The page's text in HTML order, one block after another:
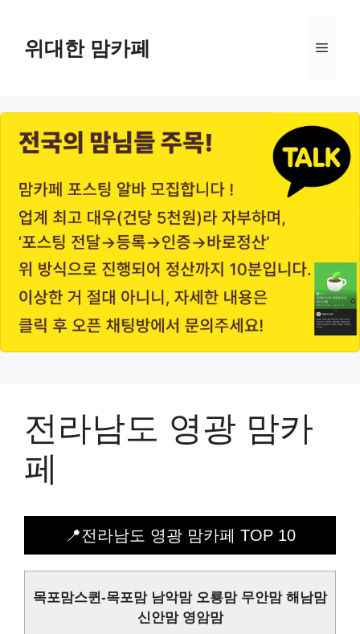
content위대한 맘카페 Menu
전라남도 영광 맘카
페
📍전라남도 영광 맘카페 TOP 10
목포맘스퀸-목포맘 남악맘 오룡맘 무안맘 해남맘
신안맘 영암맘